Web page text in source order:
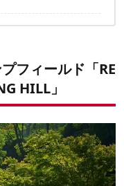
フィールド「RE
HILL」